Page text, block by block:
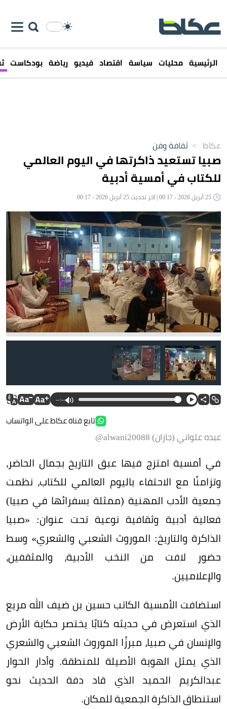
الرئيسية محليات سياسة اقتصاد فيديو رياضة بودكاست
عكاظ > ثقافة وفن
صبيا تستعيد ذاكرتها في اليوم العالمي
للكتاب في أمسية أدبية
--:--
تابع قناة عكاظ على الواتساب
عبده علواني (جازان) alwani20088@
في أمسية امتزج فيها عبق التاريخ بجمال الحاضر،
وتزامنًا مع الاحتفاء باليوم العالمي للكتاب، نظمت
جمعية الأدب المهنية (ممثلة بسفرائها في صبيا)
فعالية أدبية وثقافية نوعية تحت عنوان: «صبيا
الذاكرة والتاريخ: الموروث الشعبي والشعري» وسط
حضور لافت من النخب الأدبية، والمثقفين،
والإعلاميين.
استضافت الأمسية الكاتب حسين بن ضيف الله مريع
الذي استعرض في حديثه كتابًا يختصر حكاية الأرض
والإنسان في صبيا، مبرزًا الموروث الشعبي والشعري
الذي يمثل الهوية الأصيلة للمنطقة. وأدار الحوار
عبدالكريم الحميد الذي قاد دفة الحديث نحو
استنطاق الذاكرة الجمعية للمكان.